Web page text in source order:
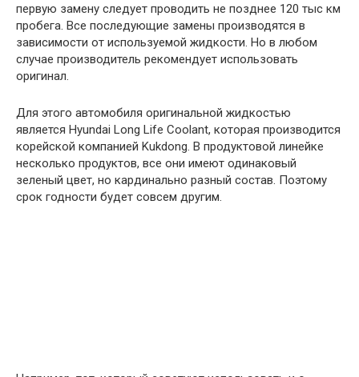
первую замену следует проводить не позднее 120 тыс км
пробега. Все последующие замены производятся в
зависимости от используемой жидкости. Но в любом
случае производитель рекомендует использовать
оригинал.
Для этого автомобиля оригинальной жидкостью
является Hyundai Long Life Coolant, которая производится
корейской компанией Kukdong. В продуктовой линейке
несколько продуктов, все они имеют одинаковый
зеленый цвет, но кардинально разный состав. Поэтому
срок годности будет совсем другим.